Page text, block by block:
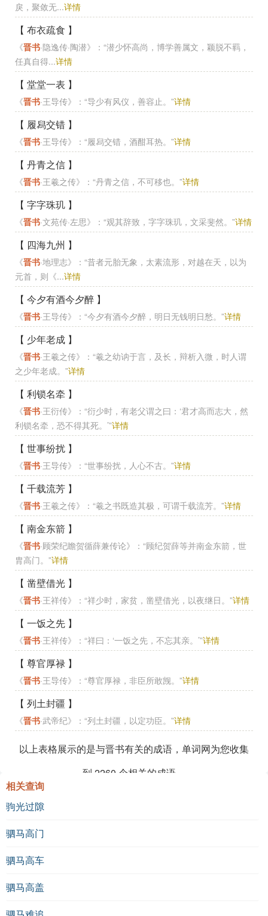
戾，聚敛无...详情
【 布衣疏食 】
《晋书·隐逸传·陶潜》：“潜少怀高尚，博学善属文，颖脱不羁，
任真自得...详情
【 堂堂一表 】
《晋书·王导传》：“导少有风仪，善容止。”详情
【 履舄交错 】
《晋书·王导传》：“履舄交错，酒酣耳热。”详情
【 丹青之信 】
《晋书·王羲之传》：“丹青之信，不可移也。”详情
【 字字珠玑 】
《晋书·文苑传·左思》：“观其辞致，字字珠玑，文采斐然。”详情
【 四海九州 】
《晋书·地理志》：“昔者元胎无象，太素流形，对越在天，以为
元首，则《...详情
【 今夕有酒今夕醉 】
《晋书·王导传》：“今夕有酒今夕醉，明日无钱明日愁。”详情
【 少年老成 】
《晋书·王羲之传》：“羲之幼讷于言，及长，辩析入微，时人谓
之少年老成。”详情
【 利锁名牵 】
《晋书·王衍传》：“衍少时，有老父谓之曰：‘君才高而志大，然
利锁名牵，恐不得其死。’”详情
【 世事纷扰 】
《晋书·王导传》：“世事纷扰，人心不古。”详情
【 千载流芳 】
《晋书·王羲之传》：“羲之书既造其极，可谓千载流芳。”详情
【 南金东箭 】
《晋书·顾荣纪瞻贺循薛兼传论》：“顾纪贺薛等并南金东箭，世
胄高门。”详情
【 凿壁借光 】
《晋书·王祥传》：“祥少时，家贫，凿壁借光，以夜继日。”详情
【 一饭之先 】
《晋书·王祥传》：“祥曰：‘一饭之先，不忘其亲。’”详情
【 尊官厚禄 】
《晋书·王导传》：“尊官厚禄，非臣所敢觊。”详情
【 列土封疆 】
《晋书·武帝纪》：“列土封疆，以定功臣。”详情
以上表格展示的是与晋书有关的成语，单词网为您收集
到 2260 个相关的成语。
相关查询
驹光过隙
驷马高门
驷马高车
驷马高盖